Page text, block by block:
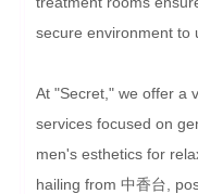
secure environment to
At "Secret," we offer a
services focused on
men's esthetics for
hailing from 中香台,